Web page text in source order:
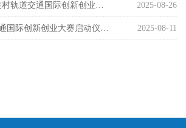
际创新创业大赛” 项目征集时间的通知 2025-08-26
创新创业大赛启动仪式在京举办 2025-08-11